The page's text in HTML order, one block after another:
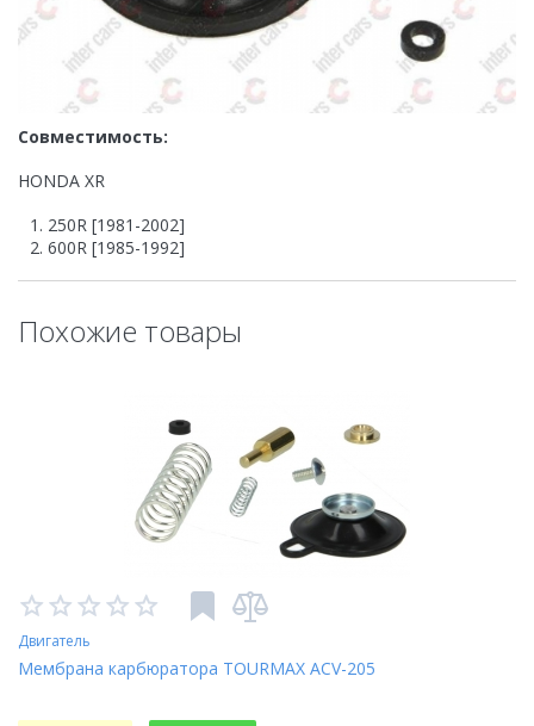
Совместимость:
HONDA XR
250R [1981-2002]
600R [1985-1992]
Похожие товары
Двигатель
Мембрана карбюратора TOURMAX ACV-205